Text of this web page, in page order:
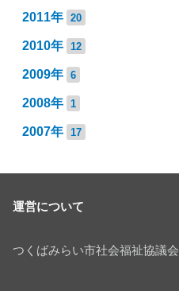
2011年 20
2010年 12
2009年 6
2008年 1
2007年 17
運営について
つくばみらい市社会福祉協議会